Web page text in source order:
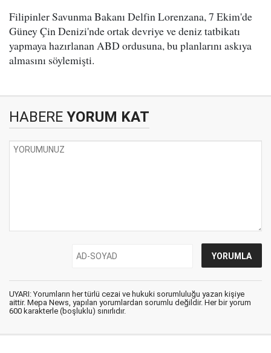
Filipinler Savunma Bakanı Delfin Lorenzana, 7 Ekim'de
Güney Çin Denizi'nde ortak devriye ve deniz tatbikatı
yapmaya hazırlanan ABD ordusuna, bu planlarını askıya
almasını söylemişti.
HABERE YORUM KAT
UYARI: Yorumların her türlü cezai ve hukuki sorumluluğu yazan kişiye
aittir. Mepa News, yapılan yorumlardan sorumlu değildir. Her bir yorum
600 karakterle (boşluklu) sınırlıdır.